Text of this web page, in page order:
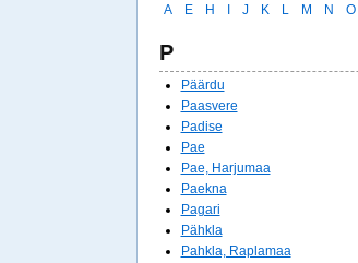
A E H J K L M N O
P
Päärdu
Paasvere
Padise
Pae
Pae, Harjumaa
Paekna
Pagari
Pähkla
Pahkla, Raplamaa